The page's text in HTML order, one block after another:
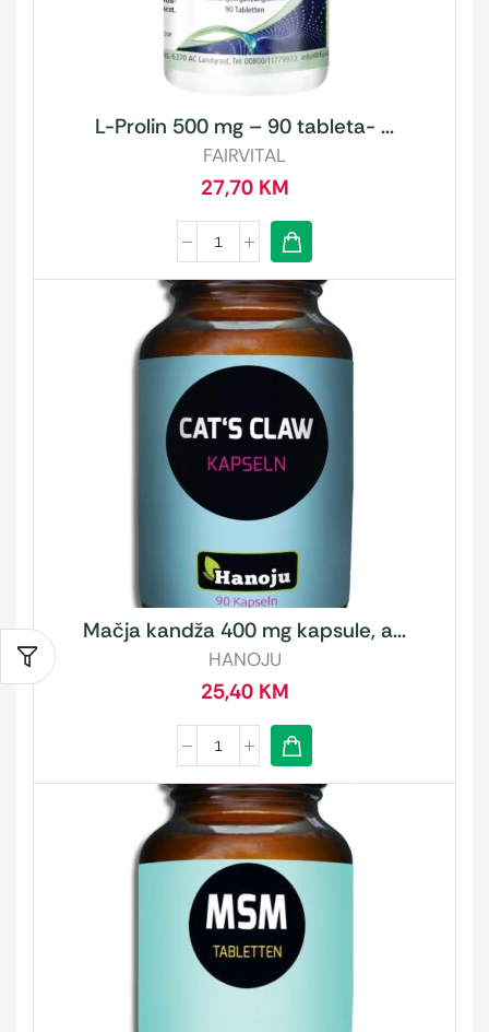
L-Prolin 500 mg – 90 tableta- ...
FAIRVITAL
27,70 KM
Mačja kandža 400 mg kapsule, a...
HANOJU
25,40 KM